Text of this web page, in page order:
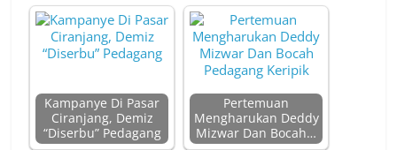
Kampanye Di Pasar
Ciranjang, Demiz
“Diserbu” Pedagang
Pertemuan
Mengharukan Deddy
Mizwar Dan Bocah…